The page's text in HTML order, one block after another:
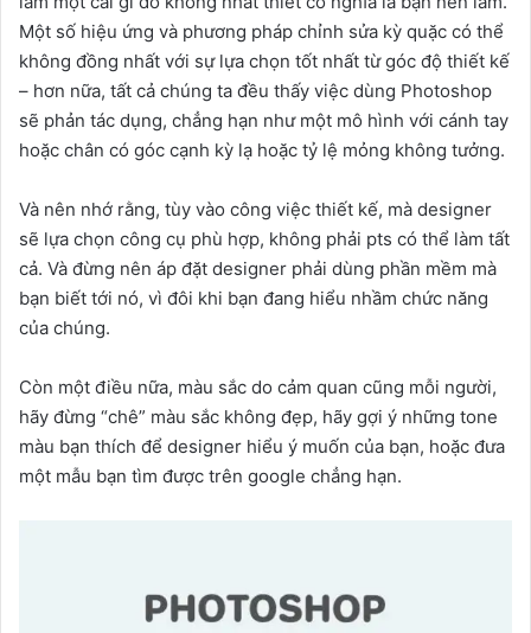
Một số hiệu ứng và phương pháp chỉnh sửa kỳ quặc có thể
không đồng nhất với sự lựa chọn tốt nhất từ góc độ thiết kế
– hơn nữa, tất cả chúng ta đều thấy việc dùng Photoshop
sẽ phản tác dụng, chẳng hạn như một mô hình với cánh tay
hoặc chân có góc cạnh kỳ lạ hoặc tỷ lệ mỏng không tưởng.
Và nên nhớ rằng, tùy vào công việc thiết kế, mà designer
sẽ lựa chọn công cụ phù hợp, không phải pts có thể làm tất
cả. Và đừng nên áp đặt designer phải dùng phần mềm mà
bạn biết tới nó, vì đôi khi bạn đang hiểu nhầm chức năng
của chúng.
Còn một điều nữa, màu sắc do cảm quan cũng mỗi người,
hãy đừng “chê” màu sắc không đẹp, hãy gợi ý những tone
màu bạn thích để designer hiểu ý muốn của bạn, hoặc đưa
một mẫu bạn tìm được trên google chẳng hạn.